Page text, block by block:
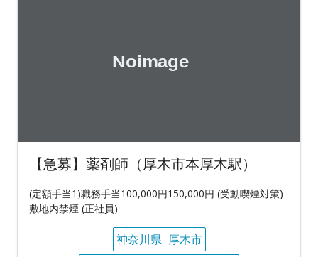
【急募】薬剤師（厚木市本厚木駅）
(定額手当1)職務手当100,000円150,000円 (受動喫煙対策)
敷地内禁煙 (正社員)
神奈川県 厚木市